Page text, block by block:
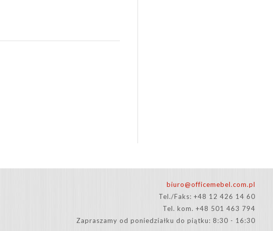
biuro@officemebel.com.pl
Tel./Faks: +48 12 426 14 60
Tel. kom. +48 501 463 794
Zapraszamy od poniedziałku do piątku: 8:30 - 16:30